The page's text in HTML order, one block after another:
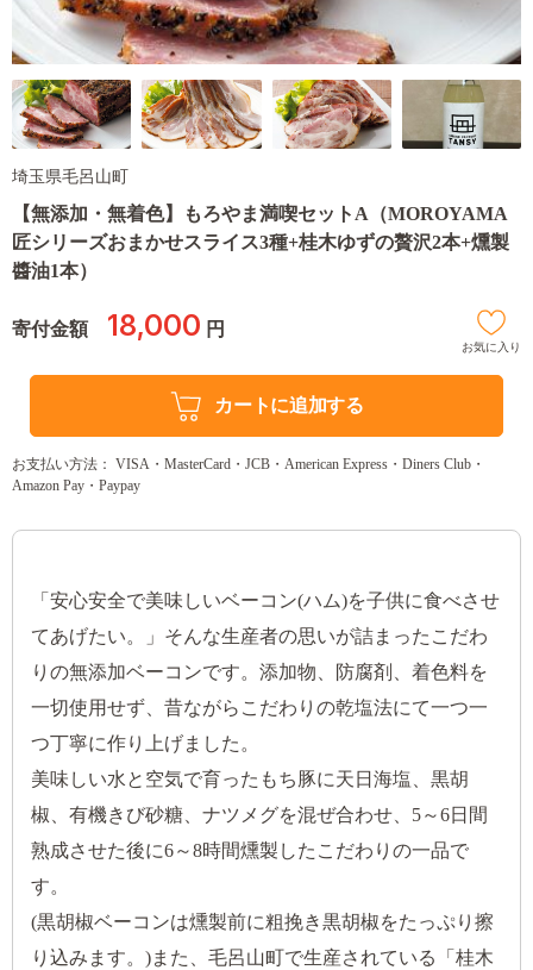
埼玉県毛呂山町
【無添加・無着色】もろやま満喫セットA（MOROYAMA
匠シリーズおまかせスライス3種+桂木ゆずの贅沢2本+燻製
醬油1本）
寄付金額 18,000 円
お気に入り
カートに追加する
お支払い方法： VISA・MasterCard・JCB・American Express・Diners Club・
Amazon Pay・Paypay
「安心安全で美味しいベーコン(ハム)を子供に食べさせ
てあげたい。」そんな生産者の思いが詰まったこだわ
りの無添加ベーコンです。添加物、防腐剤、着色料を
一切使用せず、昔ながらこだわりの乾塩法にて一つ一
つ丁寧に作り上げました。
美味しい水と空気で育ったもち豚に天日海塩、黒胡
椒、有機きび砂糖、ナツメグを混ぜ合わせ、5～6日間
熟成させた後に6～8時間燻製したこだわりの一品で
す。
(黒胡椒ベーコンは燻製前に粗挽き黒胡椒をたっぷり擦
り込みます。)また、毛呂山町で生産されている「桂木